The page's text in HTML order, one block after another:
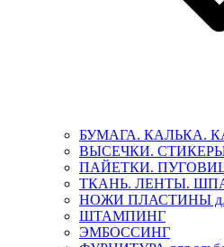
БУМАГА. КАЛЬКА.
ВЫСЕЧКИ.
ПАЙЕТКИ.
ТКАНЬ. ЛЕНТЫ.
НОЖИ ПЛАСТИНЫ
ШТАМПИНГ
ЭМБОССИНГ